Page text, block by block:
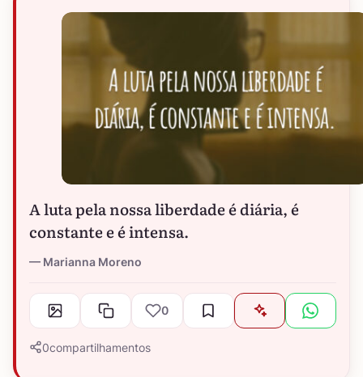
A luta pela nossa liberdade é diária, é
constante e é intensa.
Marianna Moreno
0
0compartilhamentos